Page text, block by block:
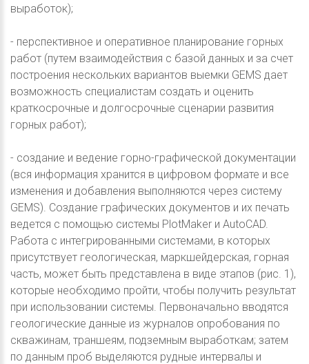
выработок);
- перспективное и оперативное планирование горных
работ (путем взаимодействия с базой данных и за счет
построения нескольких вариантов выемки GEMS дает
возможность специалистам создать и оценить
краткосрочные и долгосрочные сценарии развития
горных работ);
- создание и ведение горно-графической документации
(вся информация хранится в цифровом формате и все
изменения и добавления выполняются через систему
GEMS). Создание графических документов и их печать
ведется с помощью системы PlotMaker и AutoCAD.
Работа с интегрированными системами, в которых
присутствует геологическая, маркшейдерская, горная
часть, может быть представлена в виде этапов (рис. 1),
которые необходимо пройти, чтобы получить результат
при использовании системы. Первоначально вводятся
геологические данные из журналов опробования по
скважинам, траншеям, подземным выработкам; затем
по данным проб выделяются рудные интервалы и